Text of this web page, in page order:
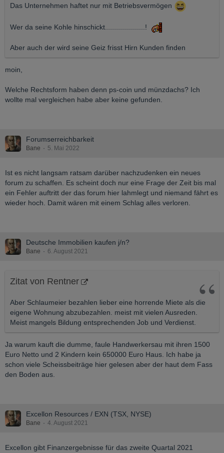
Das Unternehmen haftet nur mit Betriebsvermögen
Wer da seine Kohle hinschickt....................!
Aber auch der wird seine Geiz frisst Hirn Kunden finden
moin,
Welche Rechtsform haben denn ps-coin und münzdachs? Ich
wollte mal vergleichen habe aber keine gefunden.
Forumserreichbarkeit
Bane 5. Mai 2022
Ist es nicht langsam ratsam darüber nachzudenken ein neues
forum zu schaffen. Es scheint doch nur eine Frage der Zeit bis mal
ein Fehler auftritt der das forum hier lahmlegt und niemand fährt es
wieder hoch. Damit wären mit einem Schlag alles verloren.
Deutsche Immobilien kaufen j/n?
Bane 6. August 2021
Zitat von Rentner
Aber Schlaumeier bezahlen lieber eine horrende Miete als die
eigene Wohnung abzubezahlen. meist mit vielen Ausreden.
Meist mangels Bildung entsprechenden Job und Verdienst.
Ja warum kauft die dumme, faule Handwerkersau mit ihren 1500
Euro Netto und 2 Kindern kein 650000 Euro Haus. Ich habe ja
schon viele Scheissbeiträge hier gelesen aber der haut dem Fass
den Boden aus.
Excellon Resources / EXN (TSX, NYSE)
Bane 4. August 2021
Excellon gibt Finanzergebnisse für das zweite Quartal 2021